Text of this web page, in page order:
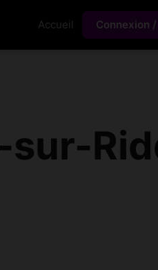
Accueil Connexion
sur-